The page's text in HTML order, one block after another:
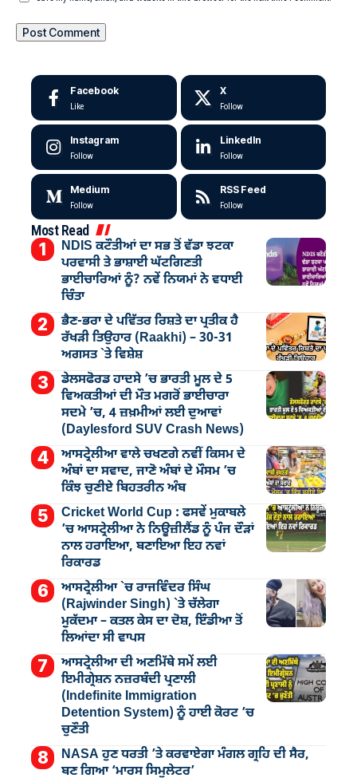
Facebook
Like
X
Follow
Instagram
Follow
LinkedIn
Follow
Medium
Follow
RSS Feed
Follow
Most Read
NDIS ਕਟੌਤੀਆਂ ਦਾ ਸਭ ਤੋਂ ਵੱਡਾ ਝਟਕਾ
ਪਰਵਾਸੀ ਤੇ ਭਾਸ਼ਾਈ ਘੱਟਗਿਣਤੀ
ਭਾਈਚਾਰਿਆਂ ਨੂੰ? ਨਵੇਂ ਨਿਯਮਾਂ ਨੇ ਵਧਾਈ
ਚਿੰਤਾ
ਭੈਣ-ਭਰਾ ਦੇ ਪਵਿੱਤਰ ਰਿਸ਼ਤੇ ਦਾ ਪ੍ਰਤੀਕ ਹੈ
ਰੱਖੜੀ ਤਿਉਹਾਰ (Raakhi) – 30-31
ਅਗਸਤ `ਤੇ ਵਿਸ਼ੇਸ਼
ਡੇਲਸਫੋਰਡ ਹਾਦਸੇ ’ਚ ਭਾਰਤੀ ਮੂਲ ਦੇ 5
ਵਿਅਕਤੀਆਂ ਦੀ ਮੌਤ ਮਗਰੋਂ ਭਾਈਚਾਰਾ
ਸਦਮੇ ’ਚ, 4 ਜ਼ਖ਼ਮੀਆਂ ਲਈ ਦੁਆਵਾਂ
(Daylesford SUV Crash News)
ਆਸਟ੍ਰੇਲੀਆ ਵਾਲੇ ਚਖਣਗੇ ਨਵੀਂ ਕਿਸਮ ਦੇ
ਅੰਬਾਂ ਦਾ ਸਵਾਦ, ਜਾਣੋ ਅੰਬਾਂ ਦੇ ਮੌਸਮ ’ਚ
ਕਿੰਝ ਚੁਣੀਏ ਬਿਹਤਰੀਨ ਅੰਬ
Cricket World Cup : ਫਸਵੇਂ ਮੁਕਾਬਲੇ
’ਚ ਆਸਟ੍ਰੇਲੀਆ ਨੇ ਨਿਊਜ਼ੀਲੈਂਡ ਨੂੰ ਪੰਜ ਦੌੜਾਂ
ਨਾਲ ਹਰਾਇਆ, ਬਣਾਇਆ ਇਹ ਨਵਾਂ
ਰਿਕਾਰਡ
ਆਸਟ੍ਰੇਲੀਆ `ਚ ਰਾਜਵਿੰਦਰ ਸਿੰਘ
(Rajwinder Singh) `ਤੇ ਚੱਲੇਗਾ
ਮੁੁਕੱਦਮਾ – ਕਤਲ ਕੇਸ ਦਾ ਦੋਸ਼, ਇੰਡੀਆ ਤੋਂ
ਲਿਆਂਦਾ ਸੀ ਵਾਪਸ
ਆਸਟ੍ਰੇਲੀਆ ਦੀ ਅਣਮਿੱਥੇ ਸਮੇਂ ਲਈ
ਇਮੀਗ੍ਰੇਸ਼ਨ ਨਜ਼ਰਬੰਦੀ ਪ੍ਰਣਾਲੀ
(Indefinite Immigration
Detention System) ਨੂੰ ਹਾਈ ਕੋਰਟ ’ਚ
ਚੁਣੌਤੀ
NASA ਹੁਣ ਧਰਤੀ ’ਤੇ ਕਰਵਾਏਗਾ ਮੰਗਲ ਗ੍ਰਹਿ ਦੀ ਸੈਰ,
ਬਣ ਗਿਆ ‘ਮਾਰਸ ਸਿਮੁਲੇਟਰ’